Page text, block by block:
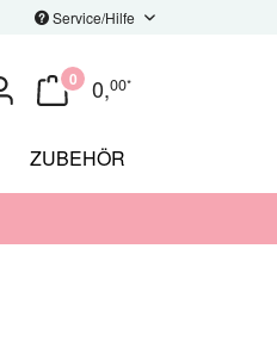
Service/Hilfe
0 0,00*
ZUBEHÖR